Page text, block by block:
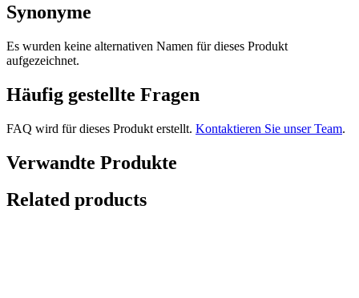
Synonyme
Es wurden keine alternativen Namen für dieses Produkt
aufgezeichnet.
Häufig gestellte Fragen
FAQ wird für dieses Produkt erstellt. Kontaktieren Sie unser Team.
Verwandte Produkte
Related products